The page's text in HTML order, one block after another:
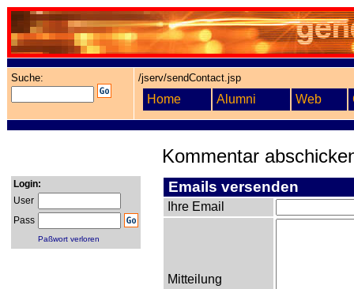
Suche: /jserv/sendContact.jsp
Home Alumni Web
Kommentar
Login:
User
Pass
Paßwort verloren
Emails versenden
Ihre Email
Mitteilung